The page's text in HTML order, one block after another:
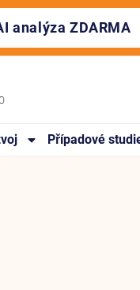
analýza ZDARMA
Případové